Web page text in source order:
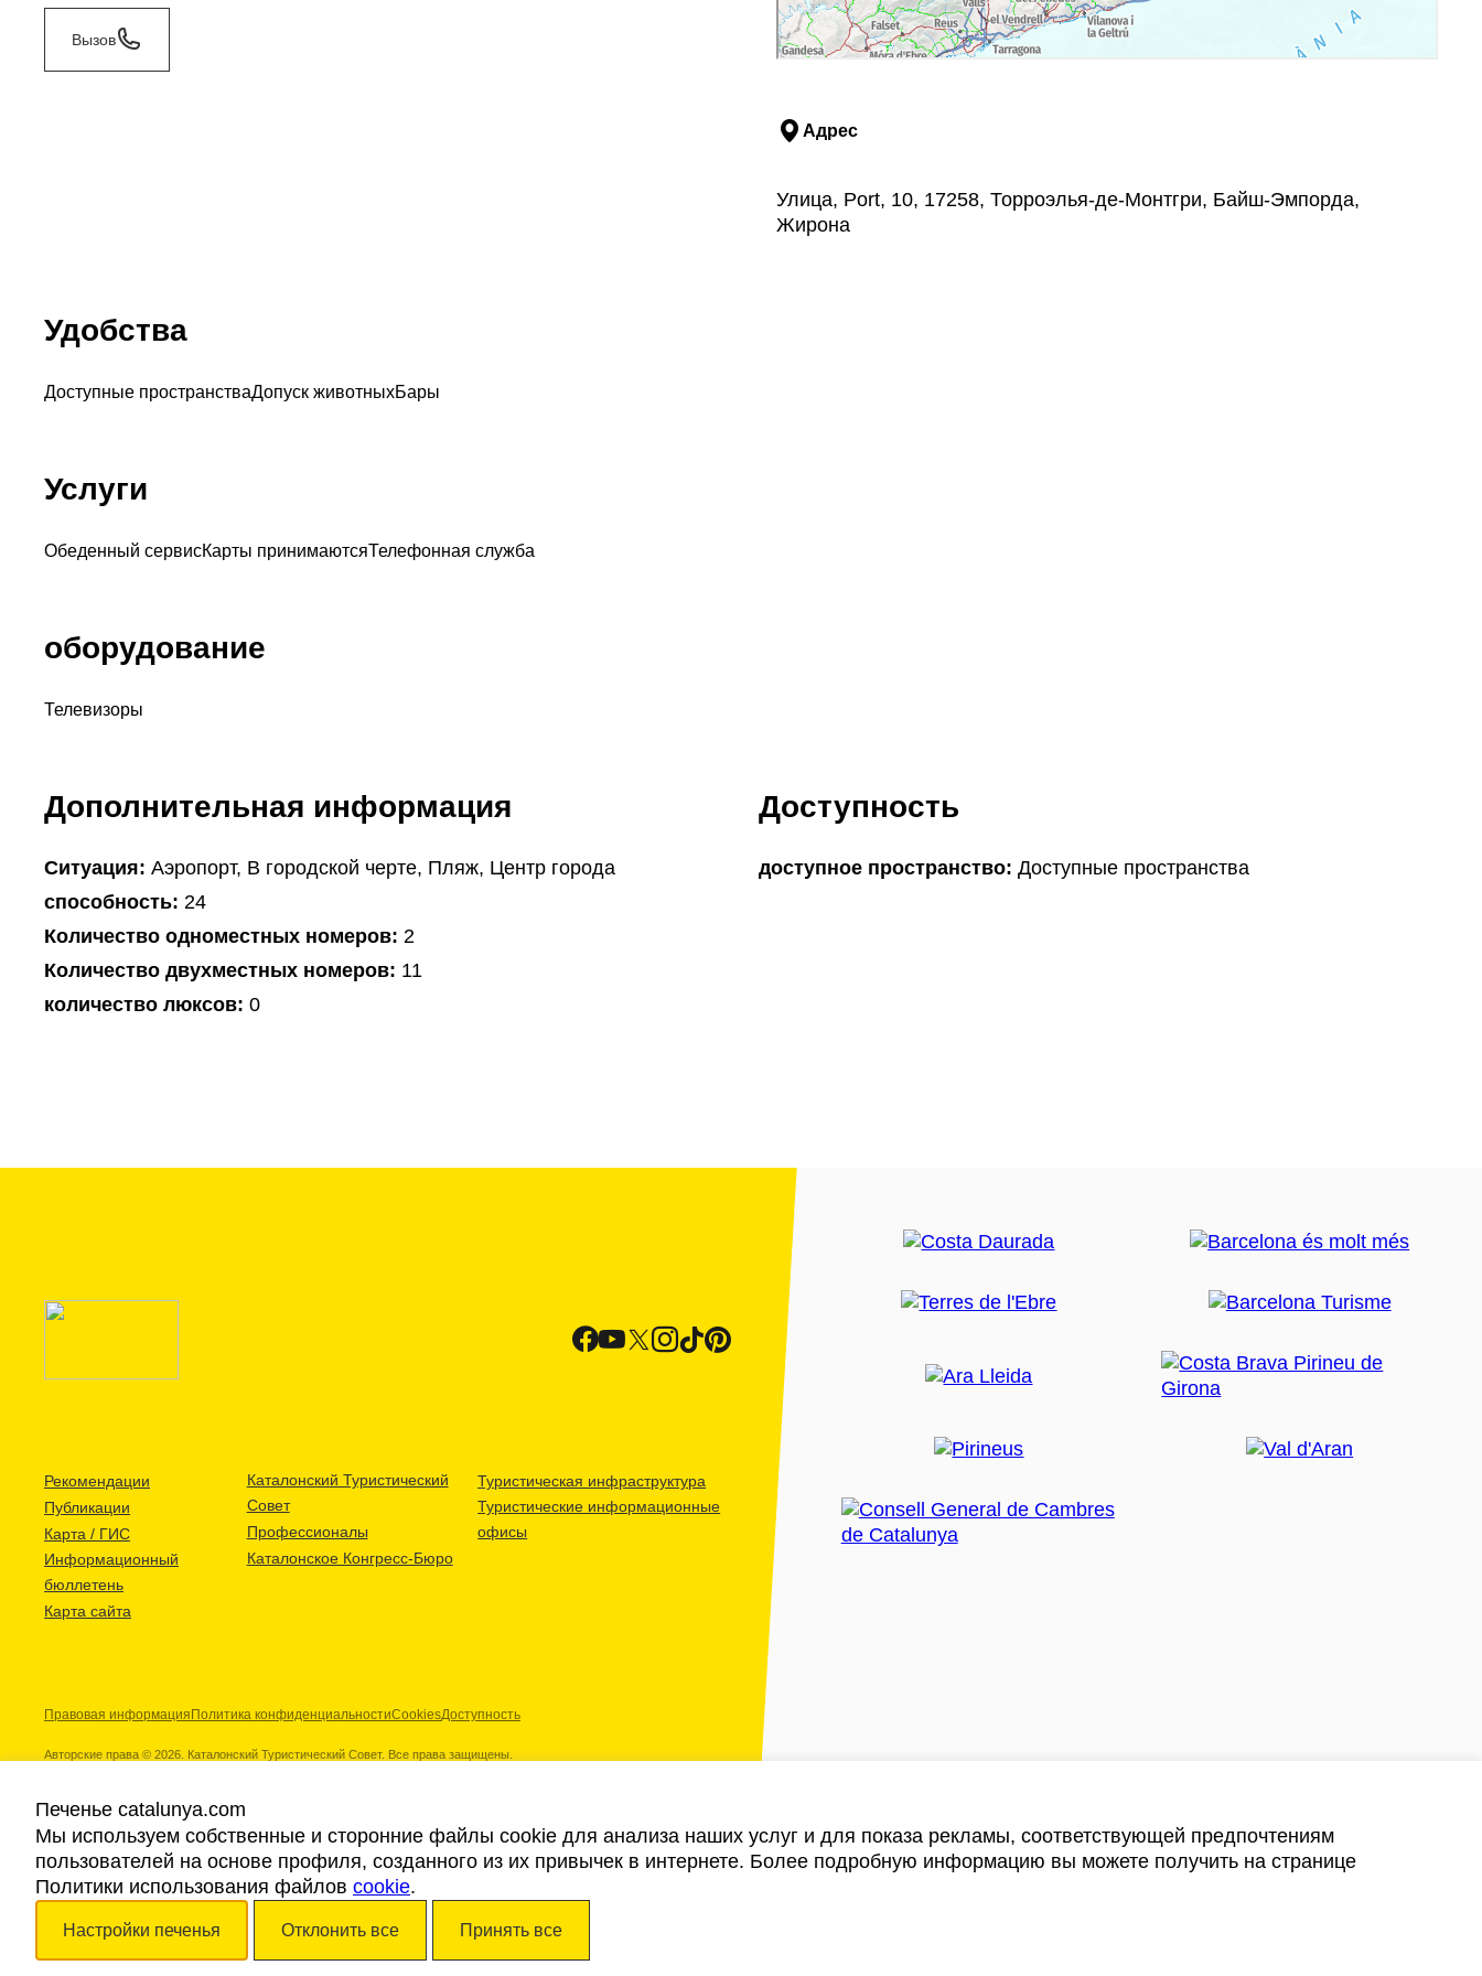
Вызов
Адрес
Улица, Port, 10, 17258, Торроэлья-де-Монтгри, Байш-Эмпорда,
Жирона
Удобства
Доступные пространстваДопуск животныхБары
Услуги
Обеденный сервисКарты принимаютсяТелефонная служба
оборудование
Телевизоры
Дополнительная информация
Ситуация: Аэропорт, В городской черте, Пляж, Центр города
способность: 24
Количество одноместных номеров: 2
Количество двухместных номеров: 11
количество люксов: 0
Доступность
доступное пространство: Доступные пространства
Рекомендации
Публикации
Карта / ГИС
Информационный
бюллетень
Карта сайта
Каталонский Туристический
Совет
Профессионалы
Каталонское Конгресс-Бюро
Туристическая инфраструктура
Туристические информационные
офисы
Правовая информация Политика конфиденциальностиCookiesДоступность
Авторские права © 2026. Каталонский Туристический Совет. Все права защищены.
Наши партнеры
Печенье catalunya.com
Мы используем собственные и сторонние файлы cookie для анализа наших услуг и для показа рекламы, соответствующей предпочтениям
пользователей на основе профиля, созданного из их привычек в интернете. Более подробную информацию вы можете получить на странице
Политики использования файлов cookie.
Настройки печенья Отклонить все Принять все